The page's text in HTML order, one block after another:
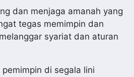
dan menjaga amanah yang
tegas memimpin dan
syariat dan aturan
di segala lini